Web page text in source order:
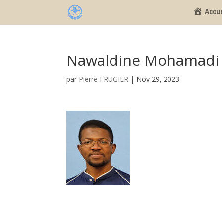
Nawaldine Mohamadi
par Pierre FRUGIER | Nov 29, 2023